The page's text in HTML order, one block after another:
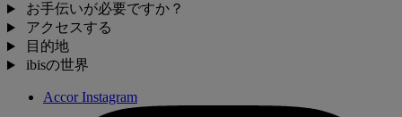
お手伝いが必要ですか？
アクセスする
目的地
ibisの世界
Accor Instagram